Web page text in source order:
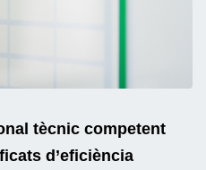
tècnic competent
d’eficiència